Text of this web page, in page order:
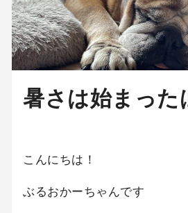
暑さは始まった
こんにちは！
ぶるおかーちゃんです